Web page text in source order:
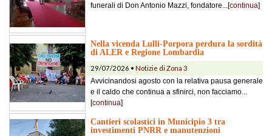
funerali di Don Antonio Mazzi, fondatore...[continua]
Nella vicenda Lulli-Porpora perdura la sordità
di ALER e Regione Lombardia
29/07/2026 • Notizie di Zona 3
Avvicinandosi agosto con la relativa pausa generale
e il caldo che continua a sfinirci, non facciamo...
[continua]
Cantieri scolastici in Municipio 3 tra
investimenti PNRR e manutenzioni